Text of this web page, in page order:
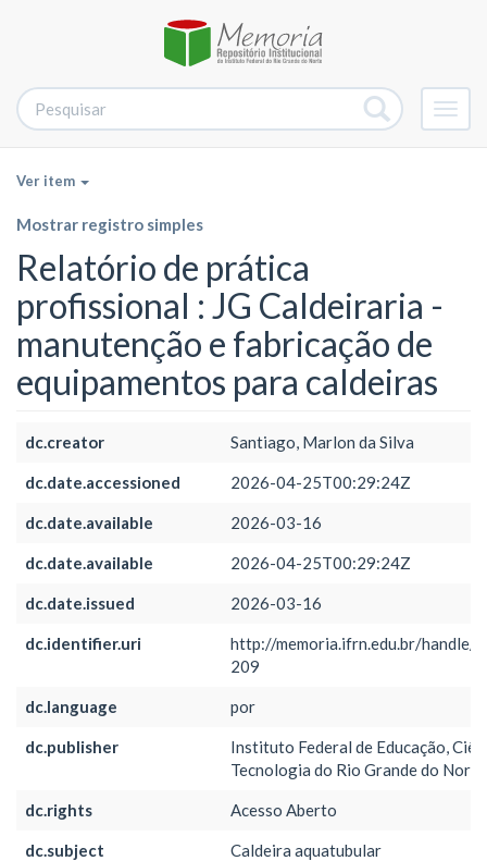
Ver item
Mostrar registro simples
Relatório de prática
profissional : JG Caldeiraria -
manutenção e fabricação de
equipamentos para caldeiras
dc.creator Santiago, Marlon da Silva
dc.date.accessioned 2026-04-25T00:29:24Z
dc.date.available 2026-03-16
dc.date.available 2026-04-25T00:29:24Z
dc.date.issued 2026-03-16
dc.identifier.uri
http://memoria.ifrn.edu.br/handle/
209
dc.language por
dc.publisher
Instituto Federal de Educação,
Tecnologia do Rio Grande do Norte
dc.rights Acesso Aberto
dc.subject Caldeira aquatubular